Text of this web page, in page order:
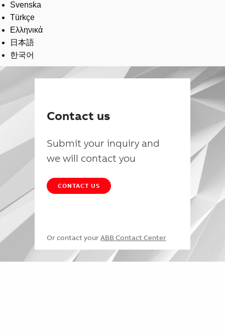
Svenska
Türkçe
Ελληνικά
日本語
한국어
Contact us
Submit your inquiry and
we will contact you
CONTACT US
Or contact your ABB Contact Center